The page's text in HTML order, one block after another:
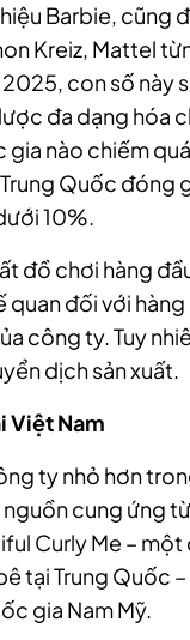
Barbie, cũng
Kreiz, Mattel
con số này
đa dạng hóa
nào chiếm
Quốc
10%.
đồ chơi hàng
đối với
công ty. Tuy
dịch sản xuất.
Việt Nam
ty nhỏ hơn
cung ứng
Curly Me –
tại Trung Quốc
gia Nam Mỹ.